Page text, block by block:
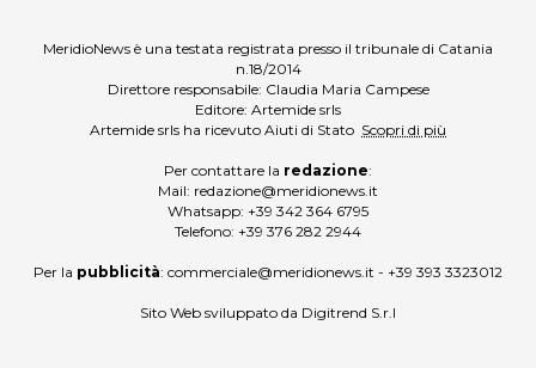
MeridioNews è una testata registrata presso il tribunale di Catania
n.18/2014
Direttore responsabile: Claudia Maria Campese
Editore: Artemide srls
Artemide srls ha ricevuto Aiuti di Stato Scopri di più
Per contattare la redazione:
Mail: redazione@meridionews.it
Whatsapp: +39 342 364 6795
Telefono: +39 376 282 2944
Per la pubblicità: commerciale@meridionews.it - +39 393 3323012
Sito Web sviluppato da Digitrend S.r.l